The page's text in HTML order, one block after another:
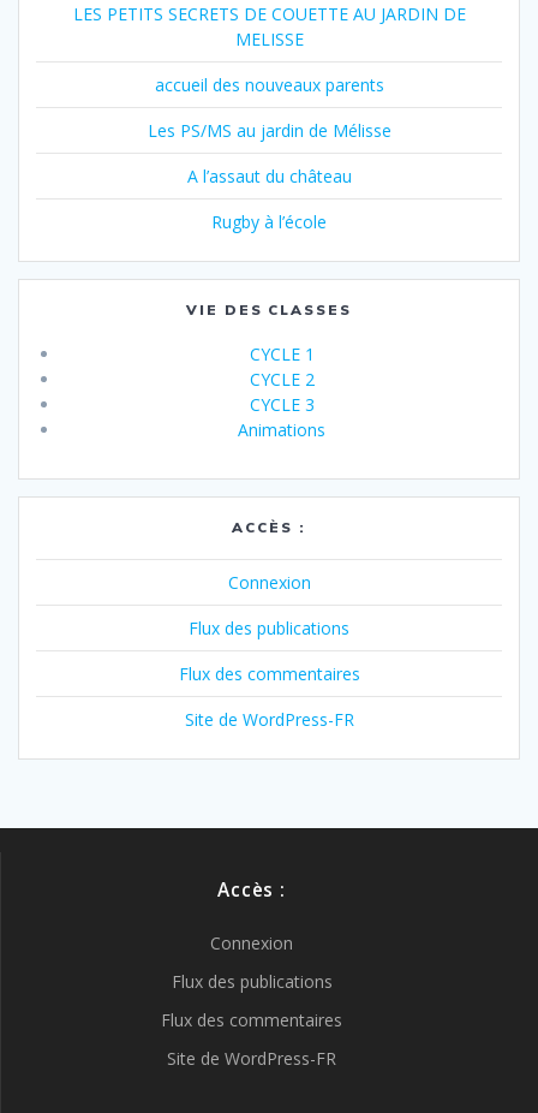
LES PETITS SECRETS DE COUETTE AU JARDIN DE
MELISSE
accueil des nouveaux parents
Les PS/MS au jardin de Mélisse
A l’assaut du château
Rugby à l’école
VIE DES CLASSES
CYCLE 1
CYCLE 2
CYCLE 3
Animations
ACCÈS :
Connexion
Flux des publications
Flux des commentaires
Site de WordPress-FR
Accès :
Connexion
Flux des publications
Flux des commentaires
Site de WordPress-FR